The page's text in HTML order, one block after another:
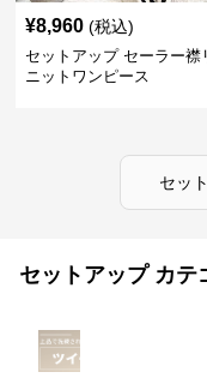
¥8,960 (税込)
セットアップ セーラー襟
ニットワンピース
セッ
セットアップ カテ